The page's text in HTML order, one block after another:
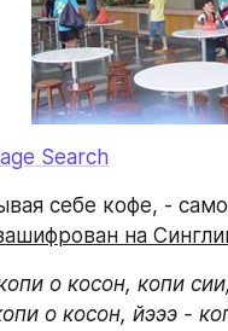
Search
себе кофе, -
на
о косон, копи
о косон, йэээ -